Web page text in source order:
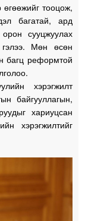
тооцож,
багатай, ард
сууцжуулах
гэлээ. Мөн өсөн
багц реформтой
хэрэгжилт
байгууллагын,
хариуцсан
хэрэгжилтийг